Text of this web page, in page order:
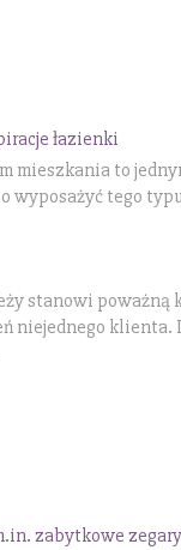
łazienki
mieszkania to
wyposażyć tego
stanowi
niejednego
zabytkowe zegary